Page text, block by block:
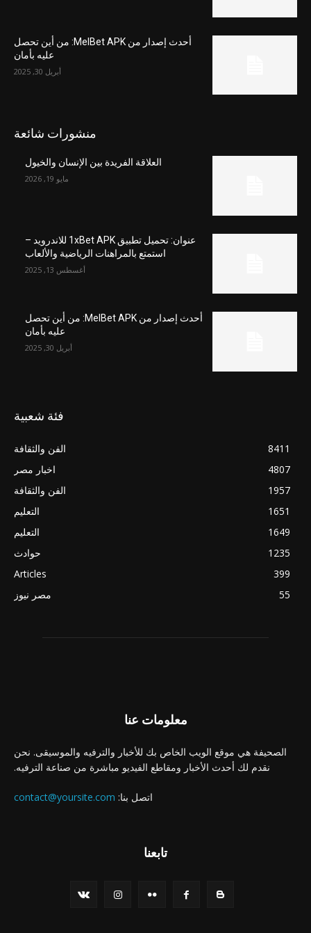
أحدث إصدار من MelBet APK: من أين تحصل
عليه بأمان
أبريل 30, 2025
منشورات شائعة
العلاقة الفريدة بين الإنسان والخيول
مايو 19, 2026
عنوان: تحميل تطبيق 1xBet APK للاندرويد –
استمتع بالمراهنات الرياضية والألعاب
أغسطس 13, 2025
أحدث إصدار من MelBet APK: من أين تحصل
عليه بأمان
أبريل 30, 2025
فئة شعبية
الفن والثقافة
8411
اخبار مصر
4807
الفن والثقافة
1957
التعليم
1651
التعليم
1649
حوادث
1235
Articles
399
مصر نيوز
55
معلومات عنا
الصحيفة هي موقع الويب الخاص بك للأخبار والترفيه والموسيقى. نحن
نقدم لك أحدث الأخبار ومقاطع الفيديو مباشرة من صناعة الترفيه.
اتصل بنا: contact@yoursite.com
تابعنا